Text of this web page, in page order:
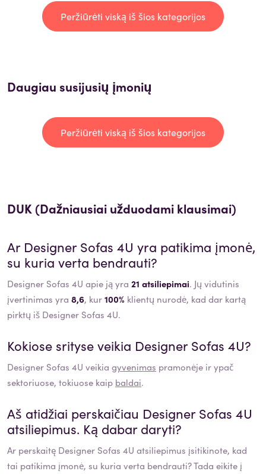
Peržiūrėti viską iš šios kategorijos
Daugiau susijusių įmonių
Peržiūrėti viską iš šios kategorijos
DUK (Dažniausiai užduodami klausimai)
Ar Designer Sofas 4U yra patikima įmonė,
su kuria verta bendrauti?
Designer Sofas 4U apie ją yra 21 atsiliepimai. Jų vidutinis
įvertinimas yra 8,6, kur100% klientų nurodė, kad dar kartą
pirktų iš Designer Sofas 4U.
Kokiose srityse veikia Designer Sofas 4U?
Designer Sofas 4U veikia gyvenimas pramonėje ir ypač
sektoriuose, tokiuose kaip baldai.
Aš atidžiai perskaičiau Designer Sofas 4U
atsiliepimus. Ką dabar daryti?
Ar perskaitę Designer Sofas 4U atsiliepimus įsitikinote, kad
tai patikima įmonė, su kuria verta bendrauti? Tada eikite į